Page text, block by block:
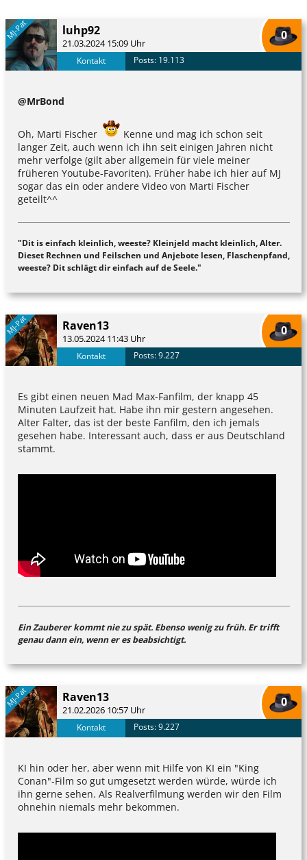
MJ-Pat luhp92
21.03.2024 15:09 Uhr
0
Kontakt Posts: 19.113
@MrBond
Oh, Marti Fischer
Kenne und mag ich schon seit
langer Zeit, auch wenn ich ihn seit einigen Jahren nicht
mehr verfolge (gilt aber allgemein für viele meiner
früheren Youtube-Favoriten). Früher habe ich hier auf MJ
sogar das ein oder andere Video von Marti Fischer
geteilt^^
"Dit is einfach kleinlich, weeste? Kleinjeld macht kleinlich, Alter.
Dieset Rechnen und Feilschen und Anjebote lesen, Flaschenpfand,
weeste? Dit schlägt dir einfach auf de Seele."
MJ-Pat Raven13
13.05.2024 11:43 Uhr
0
Kontakt Posts: 9.227
Es gibt einen neuen Mad Max-Fanfilm, der knapp 45
Minuten Laufzeit hat. Habe ihn mir gestern angesehen.
Alter Falter, das ist der beste Fanfilm, den ich jemals
gesehen habe. Interessant auch, dass er aus Deutschland
stammt.
Ein Zauberer kommt nie zu spät. Ebenso wenig zu früh. Er trifft
genau dann ein, wenn er es beabsichtigt.
MJ-Pat Raven13
21.02.2026 10:57 Uhr
0
Kontakt Posts: 9.227
KI hin oder her, aber wenn mit Hilfe von KI ein "King
Conan"-Film so gut umgesetzt werden würde, würde ich
ihn gerne sehen. Als Realverfilmung werden wir den Film
ohnehin niemals mehr bekommen.